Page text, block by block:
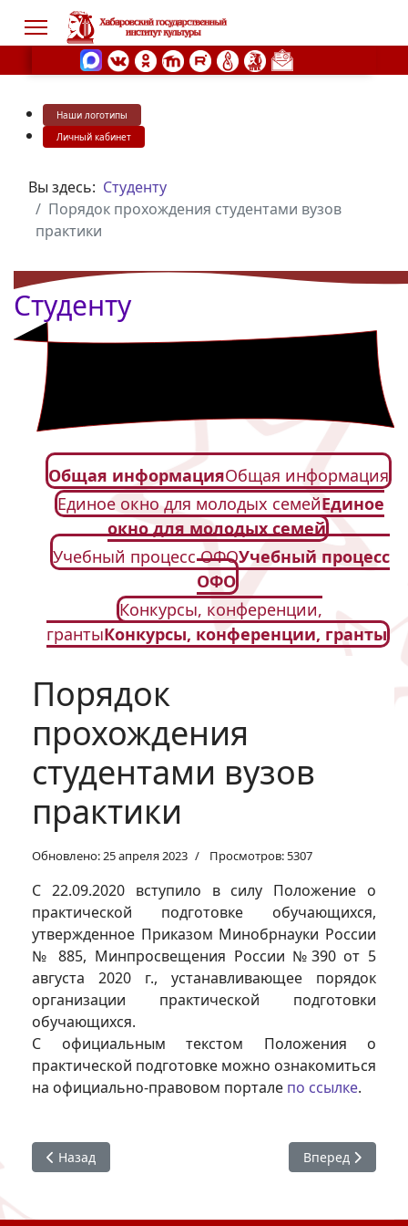
Наши логотипы
Личный кабинет
Вы здесь: Студенту
Порядок прохождения студентами вузов
практики
Студенту
Общая информацияОбщая информация
Единое окно для молодых семейЕдиное
окно для молодых семей
Учебный процесс ОФОУчебный процесс
ОФО
Конкурсы, конференции,
грантыКонкурсы, конференции, гранты
Порядок
прохождения
студентами вузов
практики
Обновлено: 25 апреля 2023 Просмотров: 5307
С 22.09.2020 вступило в силу Положение о
практической подготовке обучающихся,
утвержденное Приказом Минобрнауки России
№ 885, Минпросвещения России №390 от 5
августа 2020 г., устанавливающее порядок
организации практической подготовки
обучающихся.
С официальным текстом Положения о
практической подготовке можно ознакомиться
на официально-правовом портале по ссылке.
Предыдущий: Новый приказ МОН о стипендиях
Назад Следующий:
Вперед